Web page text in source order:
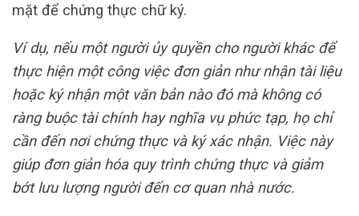
mặt để chứng thực chữ ký.
Ví dụ, nếu một người ủy quyền cho người khác để
thực hiện một công việc đơn giản như nhận tài liệu
hoặc ký nhận một văn bản nào đó mà không có
ràng buộc tài chính hay nghĩa vụ phức tạp, họ chỉ
cần đến nơi chứng thực và ký xác nhận. Việc này
giúp đơn giản hóa quy trình chứng thực và giảm
bớt lưu lượng người đến cơ quan nhà nước.